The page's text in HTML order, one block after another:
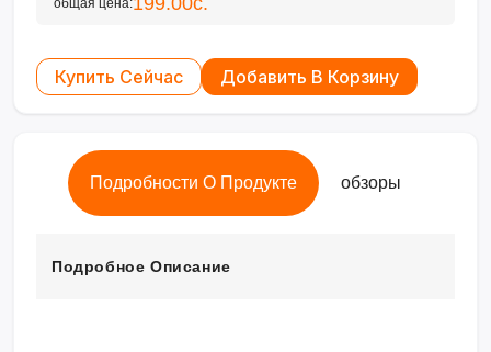
Купить Сейчас Добавить В Корзину
Подробности О Продукте обзоры
Подробное Описание